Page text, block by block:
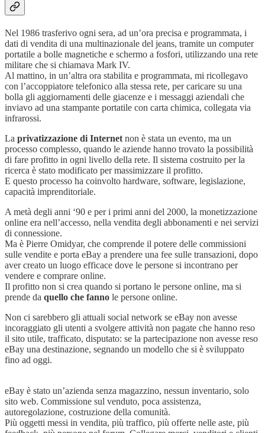
Nel 1986 trasferivo ogni sera, ad un’ora precisa e programmata, i
dati di vendita di una multinazionale del jeans, tramite un computer
portatile a bolle magnetiche e schermo a fosfori, utilizzando una rete
militare che si chiamava Mark IV.
Al mattino, in un’altra ora stabilita e programmata, mi ricollegavo
con l’accoppiatore telefonico alla stessa rete, per caricare su una
bolla gli aggiornamenti delle giacenze e i messaggi aziendali che
inviavo ad una stampante portatile con carta chimica, collegata via
infrarossi.
La privatizzazione di Internet non è stata un evento, ma un
processo complesso, quando le aziende hanno trovato la possibilità
di fare profitto in ogni livello della rete. Il sistema costruito per la
ricerca è stato modificato per massimizzare il profitto.
E questo processo ha coinvolto hardware, software, legislazione,
capacità imprenditoriale.
A metà degli anni ‘90 e per i primi anni del 2000, la monetizzazione
online era nell’accesso, nella vendita degli abbonamenti e nei servizi
di connessione.
Ma è Pierre Omidyar, che comprende il potere delle commissioni
sulle vendite e porta eBay a prendere una fee sulle transazioni, dopo
aver creato un luogo efficace dove le persone si incontrano per
vendere e comprare online.
Il profitto non si crea quando si portano le persone online, ma si
prende da quello che fanno le persone online.
Non ci sarebbero gli attuali social network se eBay non avesse
incoraggiato gli utenti a svolgere attività non pagate che hanno reso
il sito utile, trafficato, disputato: se la partecipazione non avesse reso
eBay una destinazione, segnando un modello che si è sviluppato
fino ad oggi.
eBay è stato un’azienda senza magazzino, nessun inventario, solo
sito web. Commissione sul venduto, poca assistenza,
autoregolazione, costruzione della comunità.
Più oggetti messi in vendita, più traffico, più offerte nelle aste, più